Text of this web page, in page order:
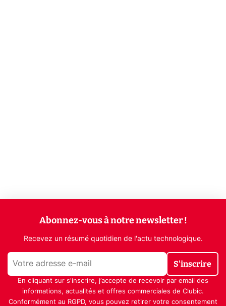
Abonnez-vous à notre newsletter !
Recevez un résumé quotidien de l'actu technologique.
S'inscrire
En cliquant sur s'inscrire, j’accepte de recevoir par email des
informations, actualités et offres commerciales de Clubic.
Conformément au RGPD, vous pouvez retirer votre consentement